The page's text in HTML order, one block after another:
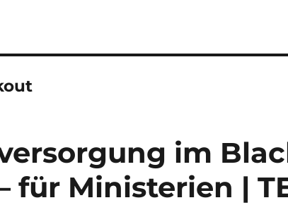
im
für Ministerien |